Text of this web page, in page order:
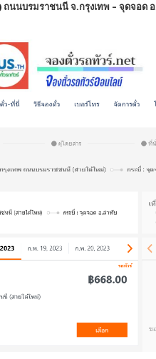
ถนนบรมราชนนี จ.กรุงเทพ – จุดจอด